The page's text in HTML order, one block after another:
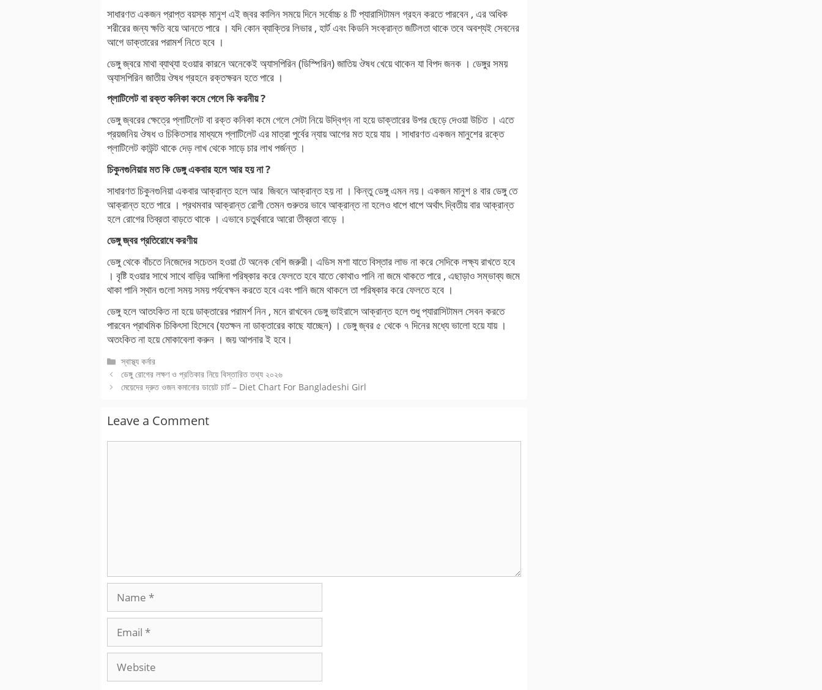
সাধারণত একজন প্রাপ্ত বয়স্ক মানুশ এই জ্বর কালিন সময়ে দিনে সর্বোচ্চ ৪ টি প্যারাসিটামল গ্রহন করতে পারবেন , এর অধিক
শরীরের জন্য ক্ষতি বয়ে আনতে পারে । যদি কোন ব্যাক্তির লিভার , হার্ট এবং কিডনি সংক্রান্ত জটিলতা থাকে তবে অবশ্যই সেবনের
আগে ডাক্তারের পরামর্শ নিতে হবে ।
ডেঙ্গু জ্বরে মাথা ব্যাথ্যা হওয়ার কারনে অনেকেই অ্যাসপিরিন (ডিস্পিরিন) জাতিয় ঔষধ খেয়ে থাকেন যা বিপদ জনক । ডেঙ্গুর সময়
অ্যাসপিরিন জাতীয় ঔষধ গ্রহনে রক্তক্ষরন হতে পারে ।
প্লাটিলেট বা রক্ত কনিকা কমে গেলে কি করনীয় ?
ডেঙ্গু জ্বরের ক্ষেত্রে প্লাটিলেট বা রক্ত কনিকা কমে গেলে সেটা নিয়ে উদ্বিগ্ন না হয়ে ডাক্তারের উপর ছেড়ে দেওয়া উচিত । এতে
প্রয়জনিয় ঔষধ ও চিকিতসার মাধ্যমে প্লাটিলেট এর মাত্রা পুর্বের ন্যায় আগের মত হয়ে যায় । সাধারণত একজন মানুশের রক্তে
প্লাটিলেট কাউন্ট থাকে দেড় লাখ থেকে সাড়ে চার লাখ পর্জন্ত ।
চিকুনগুনিয়ার মত কি ডেঙ্গু একবার হলে আর হয় না ?
সাধারণত চিকুনগুনিয়া একবার আক্রান্ত হলে আর জিবনে আক্রান্ত হয় না । কিন্তু ডেঙ্গু এমন নয়। একজন মানুশ ৪ বার ডেঙ্গু তে
আক্রান্ত হতে পারে । প্রথমবার আক্রান্ত রোগী তেমন গুরুতর ভাবে আক্রান্ত না হলেও ধাপে ধাপে অর্থাৎ দ্বিতীয় বার আক্রান্ত
হলে রোগের তিব্রতা বাড়তে থাকে । এভাবে চতুর্থবারে আরো তীব্রতা বাড়ে ।
ডেঙ্গু জ্বর প্রতিরোধে করণীয়
ডেঙ্গু থেকে বাঁচতে নিজেদের সচেতন হওয়া টে অনেক বেশি জরুরী। এডিস মশা যাতে বিস্তার লাভ না করে সেদিকে লক্ষ্য রাখতে হবে
। বৃষ্টি হওয়ার সাথে সাথে বাড়ির আঙ্গিনা পরিষ্কার করে ফেলতে হবে যাতে কোথাও পানি না জমে থাকতে পারে , এছাড়াও সম্ভাব্য জমে
থাকা পানি স্থান গুলো সময় সময় পর্যবেক্ষন করতে হবে এবং পানি জমে থাকলে তা পরিষ্কার করে ফেলতে হবে ।
ডেঙ্গু হলে আতংকিত না হয়ে ডাক্তারের পরামর্শ নিন , মনে রাখবেন ডেঙ্গু ভাইরাসে আক্রান্ত হলে শুধু প্যারাসিটামল সেবন করতে
পারবেন প্রাথমিক চিকিৎসা হিসেবে (যতক্ষন না ডাক্তারের কাছে যাচ্ছেন) । ডেঙ্গু জ্বর ৫ থেকে ৭ দিনের মধ্যে ভালো হয়ে যায় ।
অতংকিত না হয়ে মোকাবেলা করুন । জয় আপনার ই হবে।
Categories
স্বাস্থ্য কর্নার
ডেঙ্গু রোগের লক্ষণ ও প্রতিকার নিয়ে বিস্তারিত তথ্য ২০২৬
মেয়েদের দ্রুত ওজন কমানোর ডায়েট চার্ট – Diet Chart For Bangladeshi Girl
Leave a Comment